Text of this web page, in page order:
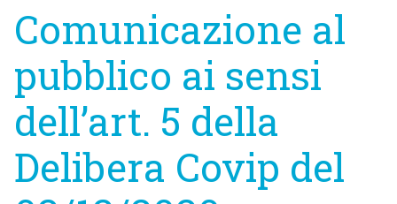
Comunicazione al
pubblico ai sensi
dell’art. 5 della
Delibera Covip del